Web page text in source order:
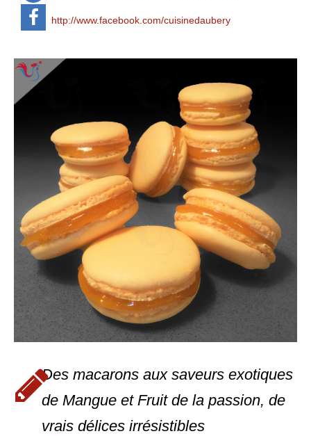
http://www.facebook.com/cuisinedaubery
Des macarons aux saveurs exotiques
de Mangue et Fruit de la passion, de
vrais délices irrésistibles